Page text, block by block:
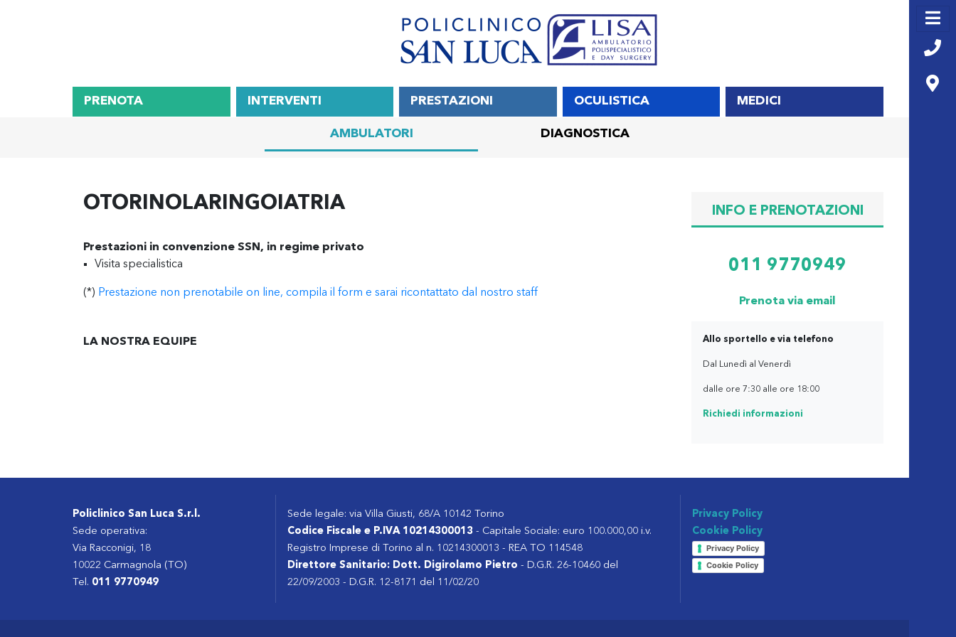
PRENOTA INTERVENTI PRESTAZIONI
AMBULATORI DIAGNOSTICA
OCULISTICA MEDICI
OTORINOLARINGOIATRIA
Prestazioni in convenzione SSN, in regime privato
Visita specialistica
(*) Prestazione non prenotabile on line, compila il form e sarai ricontattato dal nostro staff
LA NOSTRA EQUIPE
INFO E PRENOTAZIONI
011 9770949
Prenota via email
Allo sportello e via telefono
Dal Lunedì al Venerdì
dalle ore 7:30 alle ore 18:00
Richiedi informazioni
Policlinico San Luca S.r.l.
Sede operativa:
Via Racconigi, 18
10022 Carmagnola (TO)
Tel. 011 9770949
Sede legale: via Villa Giusti, 68/A 10142 Torino
Codice Fiscale e P.IVA 10214300013 - Capitale Sociale: euro 100.000,00 i.v.
Registro Imprese di Torino al n. 10214300013 - REA TO 114548
Direttore Sanitario: Dott. Digirolamo Pietro - D.G.R. 26-10460 del
22/09/2003 - D.G.R. 12-8171 del 11/02/20
Privacy Policy
Cookie Policy
Privacy Policy
Cookie Policy